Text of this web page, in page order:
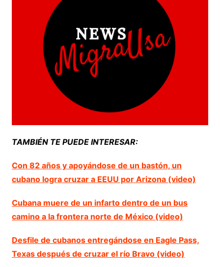
TAMBIÉN TE PUEDE INTERESAR:
Con 82 años y apoyándose de un bastón, un
cubano logra cruzar a EEUU por Arizona (video)
Cubana muere de un infarto dentro de un bus
camino a la frontera norte de México (video)
Desfile de cubanos entregándose en Eagle Pass,
Texas después de cruzar el río Bravo (video)